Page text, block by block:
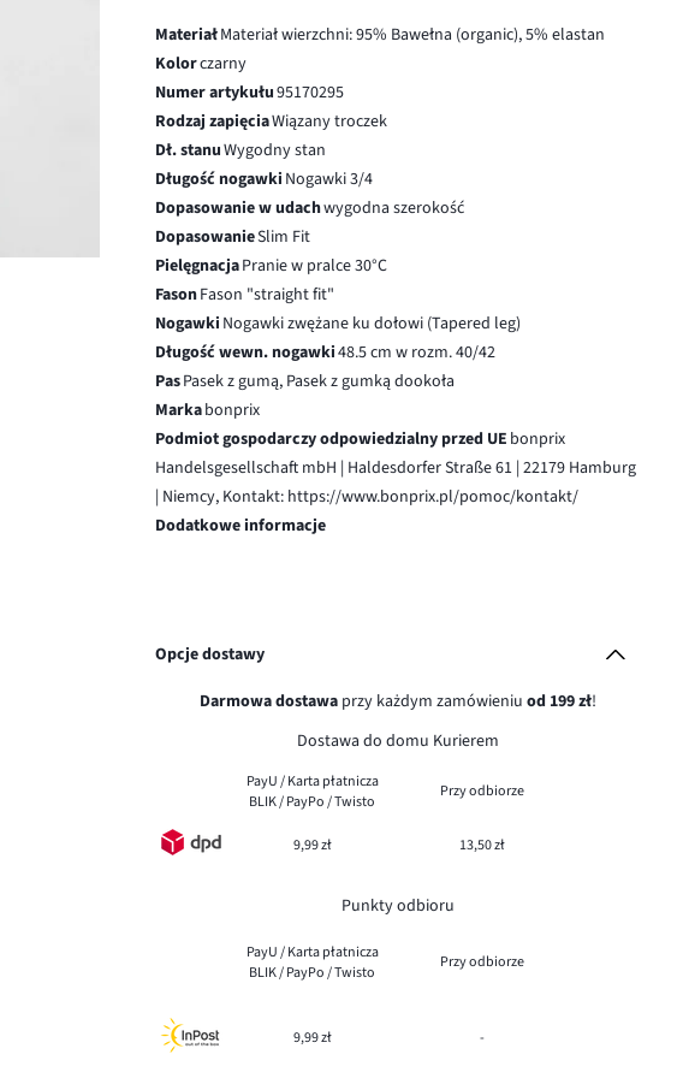
MateriałMateriał wierzchni: 95% Bawełna (organic), 5% elastan
Kolorczarny
Numer artykułu95170295
Rodzaj zapięciaWiązany troczek
Dł. stanuWygodny stan
Długość nogawki Nogawki 3/4
Dopasowanie w udachwygodna szerokość
DopasowanieSlim Fit
PielęgnacjaPranie w pralce 30°C
FasonFason "straight fit"
Nogawki Nogawki zwężane ku dołowi (Tapered leg)
Długość wewn. nogawki48.5 cm w rozm. 40/42
PasPasek z gumą, Pasek z gumką dookoła
Markabonprix
Podmiot gospodarczy odpowiedzialny przed UE bonprix
Handelsgesellschaft mbH | Haldesdorfer Straße 61 | 22179 Hamburg
| Niemcy, Kontakt: https://www.bonprix.pl/pomoc/kontakt/
Dodatkowe informacje
Opcje dostawy
Darmowa dostawaprzy każdym zamówieniu od 199 zł!
Dostawa do domu Kurierem
PayU / Karta płatnicza
BLIK / PayPo / Twisto
Przy odbiorze
9,99 zł 13,50 zł
Punkty odbioru
PayU / Karta płatnicza
BLIK / PayPo / Twisto
Przy odbiorze
9,99 zł -